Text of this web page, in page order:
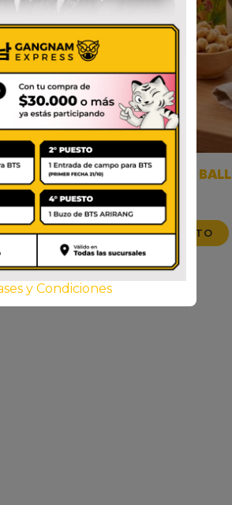
CHOCO HOMERUN BALL
AÑADIR AL CARRITO
y Condiciones